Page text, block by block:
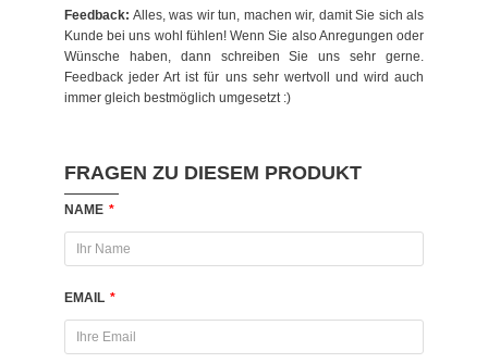
FRAGEN ZU DIESEM PRODUKT
NAME *
EMAIL *
Feedback: Alles, was wir tun, machen wir, damit Sie sich als
Kunde bei uns wohl fühlen! Wenn Sie also Anregungen oder
Wünsche haben, dann schreiben Sie uns sehr gerne.
Feedback jeder Art ist für uns sehr wertvoll und wird auch
immer gleich bestmöglich umgesetzt :)